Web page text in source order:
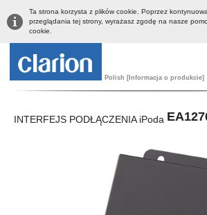
Ta strona korzysta z plików cookie. Poprzez
przeglądania tej strony, wyrażasz zgodę na nasze
cookie.
Polish [Informacja o produkcie]
INTERFEJS PODŁĄCZENIA iPoda